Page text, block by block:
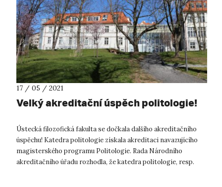
17 / 05 / 2021
Velký akreditační úspěch politologie!
Ústecká filozofická fakulta se dočkala dalšího akreditačního
úspěchu! Katedra politologie získala akreditaci navazujícího
magisterského programu Politologie. Rada Národního
akreditačního úřadu rozhodla, že katedra politologie, resp.